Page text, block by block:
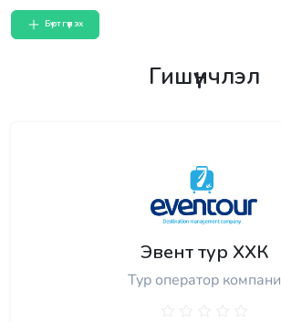
Бүртгүүлэх
Гишүүнчлэл
Эвент тур ХХК
Тур оператор компани